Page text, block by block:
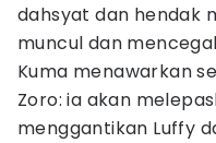
dahsyat dan hendak
muncul dan
Kuma menawarkan
Zoro: ia akan
menggantikan Luffy